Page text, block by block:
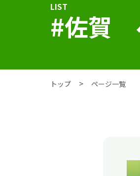
LIST
#佐賀
トップ ページ一覧